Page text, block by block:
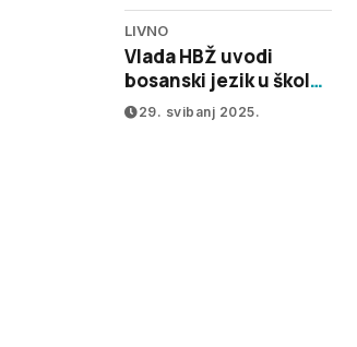
LIVNO
Vlada HBŽ uvodi
bosanski jezik u škole
Hercegbosanske
županije!?
29. svibanj 2025.